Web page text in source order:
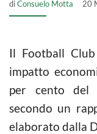
diConsuelo Motta 20
Il Football Club
impatto
per cento del
secondo un
elaborato dalla